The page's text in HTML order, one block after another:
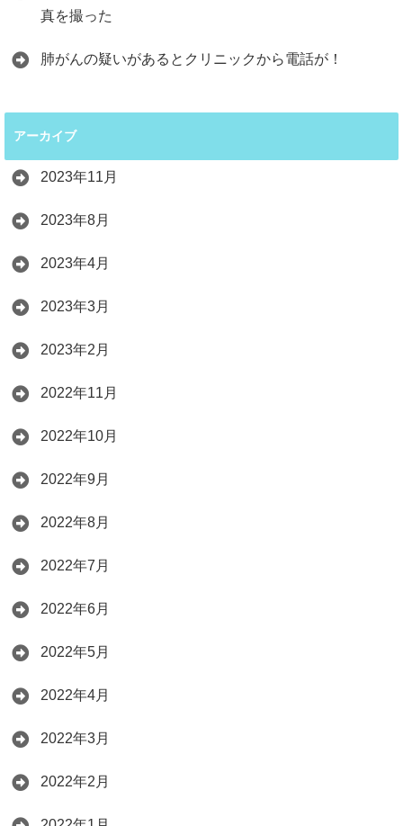
真を撮った
肺がんの疑いがあるとクリニックから電話が！
アーカイブ
2023年11月
2023年8月
2023年4月
2023年3月
2023年2月
2022年11月
2022年10月
2022年9月
2022年8月
2022年7月
2022年6月
2022年5月
2022年4月
2022年3月
2022年2月